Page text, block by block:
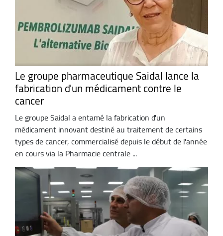
Le groupe pharmaceutique Saidal lance la
fabrication d'un médicament contre le
cancer
Le groupe Saidal a entamé la fabrication d'un
médicament innovant destiné au traitement de certains
types de cancer, commercialisé depuis le début de l'année
en cours via la Pharmacie centrale ...